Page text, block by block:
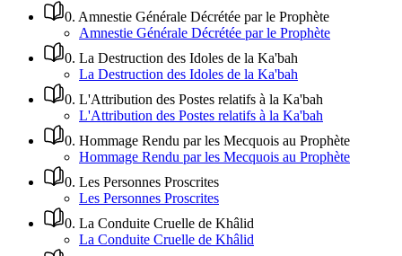
0. Amnestie Générale Décrétée par le Prophète
Amnestie Générale Décrétée par le Prophète
0. La Destruction des Idoles de la Ka'bah
La Destruction des Idoles de la Ka'bah
0. L'Attribution des Postes relatifs à la Ka'bah
L'Attribution des Postes relatifs à la Ka'bah
0. Hommage Rendu par les Mecquois au Prophète
Hommage Rendu par les Mecquois au Prophète
0. Les Personnes Proscrites
Les Personnes Proscrites
0. La Conduite Cruelle de Khâlid
La Conduite Cruelle de Khâlid